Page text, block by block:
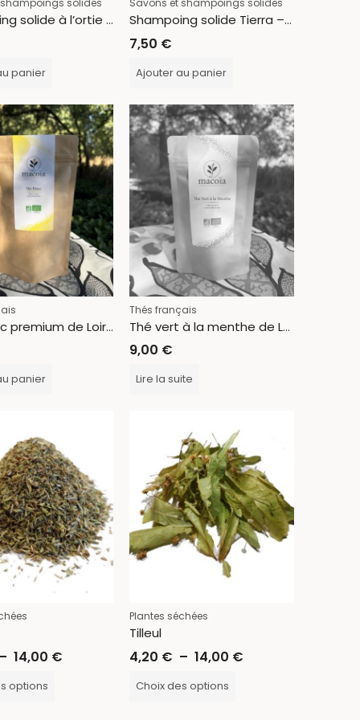
solides
Shampoing solide à l’ortie – Hierba – cheveux compliqués
panier
Savons et shampoings solides
Shampoing solide Tierra – cheveux normaux
7,50 €
Ajouter au panier
Thé blanc premium de Loire-Atlantique
panier
Thés français
Thé vert à la menthe de Loire-Atlantique
9,00 €
Lire la suite
14,00 €
options
Plantes séchées
Tilleul
4,20 € – 14,00 €
Choix des options